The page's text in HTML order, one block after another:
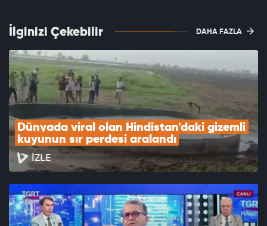
İlginizi Çekebilir DAHA FAZLA
Dünyada viral olan Hindistan'daki gizemli
kuyunun sır perdesi aralandı
İZLE